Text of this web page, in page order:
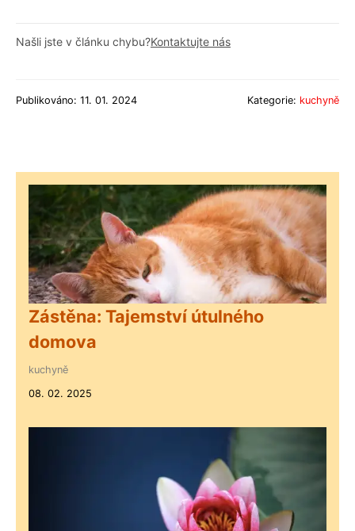
Našli jste v článku chybu?Kontaktujte nás
Publikováno: 11. 01. 2024 Kategorie: kuchyně
Zástěna: Tajemství útulného
domova
kuchyně
08. 02. 2025